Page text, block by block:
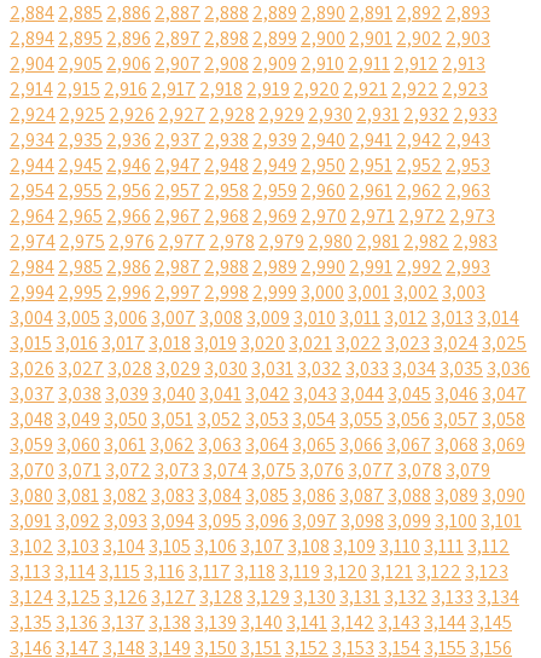
2,8842,885 2,886 2,887 2,888 2,889 2,890 2,8912,892 2,893
2,8942,895 2,896 2,897 2,898 2,899 2,900 2,9012,902 2,903
2,9042,905 2,906 2,907 2,908 2,909 2,910 2,9112,912 2,913
2,9142,915 2,916 2,917 2,918 2,919 2,920 2,9212,922 2,923
2,9242,925 2,926 2,927 2,928 2,929 2,930 2,9312,932 2,933
2,9342,935 2,936 2,937 2,938 2,939 2,940 2,9412,942 2,943
2,9442,945 2,946 2,947 2,948 2,949 2,950 2,9512,952 2,953
2,9542,955 2,956 2,957 2,958 2,959 2,960 2,9612,962 2,963
2,9642,965 2,966 2,967 2,968 2,969 2,970 2,9712,972 2,973
2,9742,975 2,976 2,977 2,978 2,979 2,980 2,9812,982 2,983
2,9842,985 2,986 2,987 2,988 2,989 2,990 2,9912,992 2,993
2,9942,995 2,996 2,997 2,998 2,999 3,000 3,0013,002 3,003
3,0043,005 3,006 3,007 3,008 3,009 3,010 3,0113,012 3,013 3,014
3,015 3,016 3,017 3,018 3,019 3,020 3,0213,022 3,023 3,0243,025
3,026 3,027 3,028 3,029 3,030 3,0313,032 3,033 3,0343,035 3,036
3,037 3,038 3,039 3,040 3,0413,042 3,043 3,0443,045 3,046 3,047
3,048 3,049 3,050 3,0513,052 3,053 3,0543,055 3,056 3,057 3,058
3,059 3,060 3,0613,062 3,063 3,0643,065 3,066 3,067 3,068 3,069
3,070 3,0713,072 3,073 3,0743,075 3,076 3,077 3,078 3,079
3,080 3,0813,082 3,083 3,0843,085 3,086 3,087 3,088 3,089 3,090
3,0913,092 3,093 3,0943,095 3,096 3,097 3,098 3,099 3,100 3,101
3,102 3,103 3,1043,105 3,106 3,107 3,108 3,109 3,110 3,1113,112
3,113 3,1143,115 3,116 3,117 3,118 3,119 3,120 3,1213,122 3,123
3,1243,125 3,126 3,127 3,128 3,129 3,130 3,1313,132 3,133 3,134
3,135 3,136 3,137 3,138 3,139 3,140 3,1413,142 3,143 3,1443,145
3,146 3,147 3,148 3,149 3,150 3,1513,152 3,153 3,1543,155 3,156